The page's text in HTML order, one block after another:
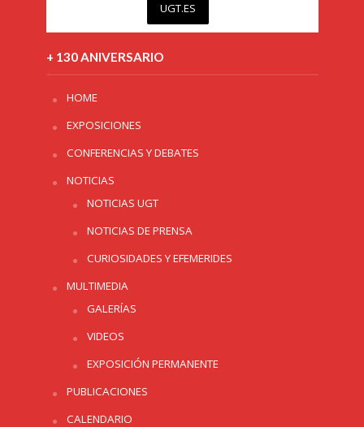
UGT.ES
+ 130 ANIVERSARIO
HOME
EXPOSICIONES
CONFERENCIAS Y DEBATES
NOTICIAS
NOTICIAS UGT
NOTICIAS DE PRENSA
CURIOSIDADES Y EFEMERIDES
MULTIMEDIA
GALERÍAS
VIDEOS
EXPOSICIÓN PERMANENTE
PUBLICACIONES
CALENDARIO